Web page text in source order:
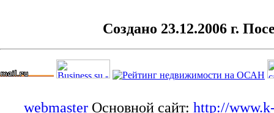
Создано 23.12.2006 г.
webmaster Основной сайт: http://